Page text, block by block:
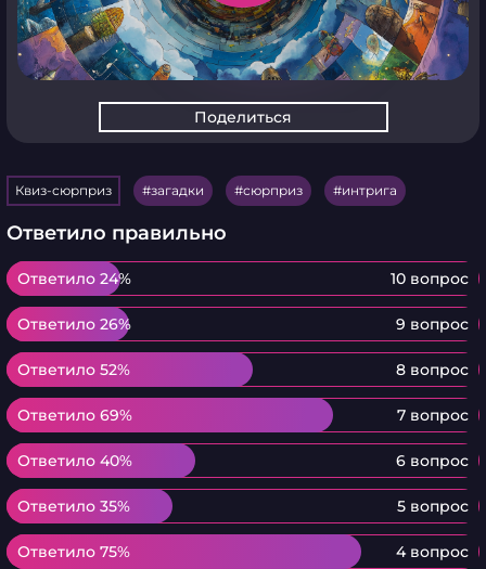
Поделиться
Квиз-сюрприз загадки сюрприз интрига
Ответило правильно
Ответило 24% 10 вопрос
Ответило 24%
Ответило 26% 9 вопрос
Ответило 26%
Ответило 52% 8 вопрос
Ответило 52%
Ответило 69% 7 вопрос
Ответило 69%
Ответило 40% 6 вопрос
Ответило 40%
Ответило 35% 5 вопрос
Ответило 35%
Ответило 75% 4 вопрос
Ответило 75%